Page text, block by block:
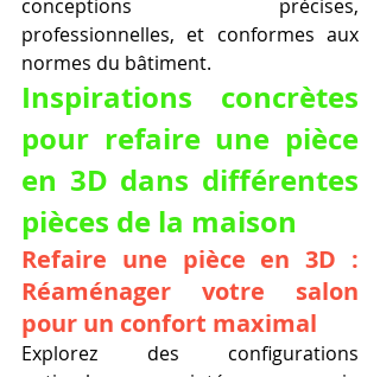
conceptions précises,
professionnelles, et conformes aux
normes du bâtiment.
Inspirations concrètes
pour refaire une pièce
en 3D dans différentes
pièces de la maison
Refaire une pièce en 3D :
Réaménager votre salon
pour un confort maximal
Explorez des configurations